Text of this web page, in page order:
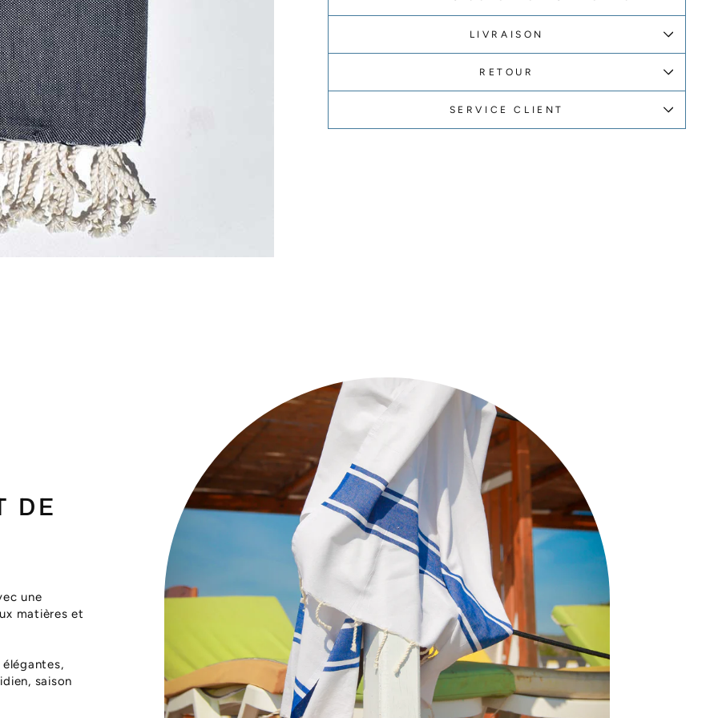
LIVRAISON
RETOUR
SERVICE CLIENT
DE
une
matières et
saison